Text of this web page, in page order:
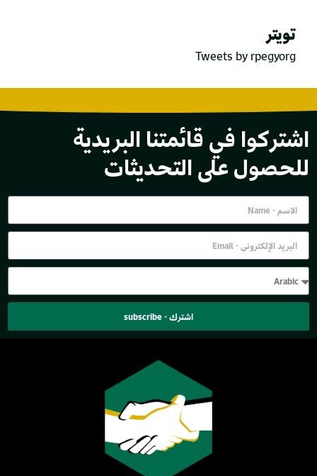
تويتر
Tweets by rpegyorg
اشتركوا في قائمتنا البريدية
للحصول على التحديثات
اشترك - subscribe